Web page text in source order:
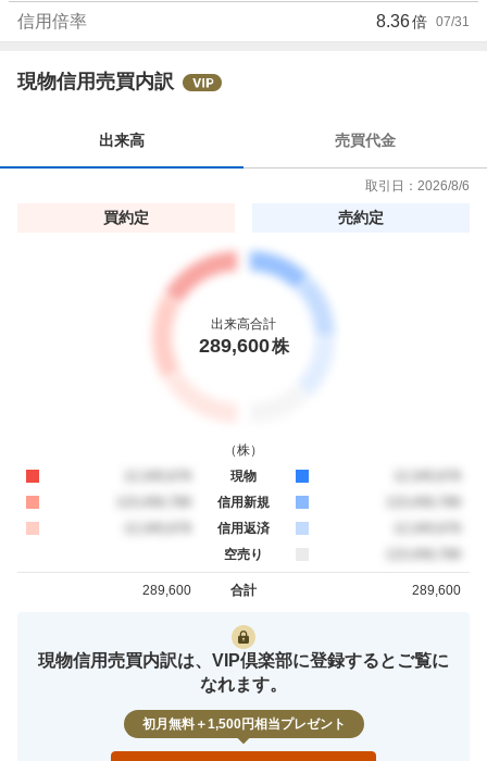
信用倍率 8.36倍 07/31
現物信用売買内訳
出来高 売買代金
取引日： 2026/8/6
買約定 売約定
出来高合計
289,600株
（株）
現物
信用新規
信用返済
空売り
合計
289,600 289,600
現物信用売買内訳は、VIP倶楽部に登録するとご覧に
なれます。
初月無料＋1,500円相当プレゼント